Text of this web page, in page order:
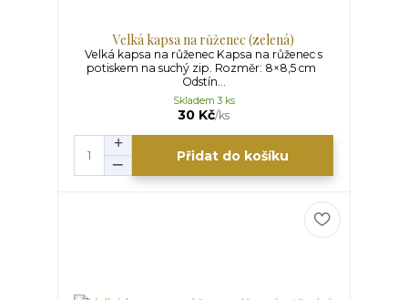
Velká kapsa na růženec (zelená)
Velká kapsa na růženec Kapsa na růženec s
potiskem na suchý zip. Rozměr: 8×8,5 cm
Odstín...
30 Kč/ks
Skladem 3 ks
Přidat do košíku